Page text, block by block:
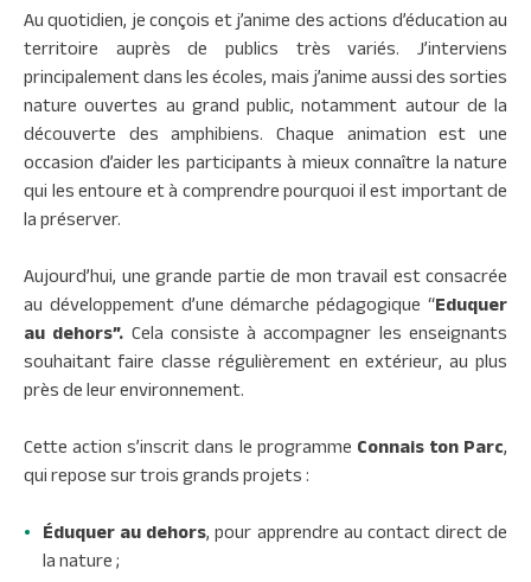
Au quotidien, je conçois et j’anime des actions d’éducation au
territoire auprès de publics très variés. J’interviens
principalement dans les écoles, mais j’anime aussi des sorties
nature ouvertes au grand public, notamment autour de la
découverte des amphibiens. Chaque animation est une
occasion d’aider les participants à mieux connaître la nature
qui les entoure et à comprendre pourquoi il est important de
la préserver.
Aujourd’hui, une grande partie de mon travail est consacrée
au développement d’une démarche pédagogique “Eduquer
au dehors”. Cela consiste à accompagner les enseignants
souhaitant faire classe régulièrement en extérieur, au plus
près de leur environnement.
Cette action s’inscrit dans le programme Connais ton Parc,
qui repose sur trois grands projets :
Éduquer au dehors, pour apprendre au contact direct de
la nature ;